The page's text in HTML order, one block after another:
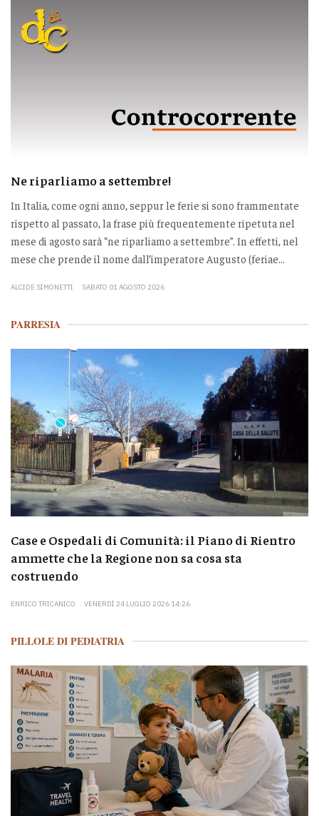
Ne riparliamo a settembre!
In Italia, come ogni anno, seppur le ferie si sono frammentate
rispetto al passato, la frase più frequentemente ripetuta nel
mese di agosto sarà “ne riparliamo a settembre”. In effetti, nel
mese che prende il nome dall’imperatore Augusto (feriae...
ALCIDE SIMONETTI SABATO 01 AGOSTO 2026
PARRESIA
Case e Ospedali di Comunità: il Piano di Rientro
ammette che la Regione non sa cosa sta
costruendo
ENRICO TRICANICO VENERDÌ 24 LUGLIO 2026 14:26
PILLOLE DI PEDIATRIA